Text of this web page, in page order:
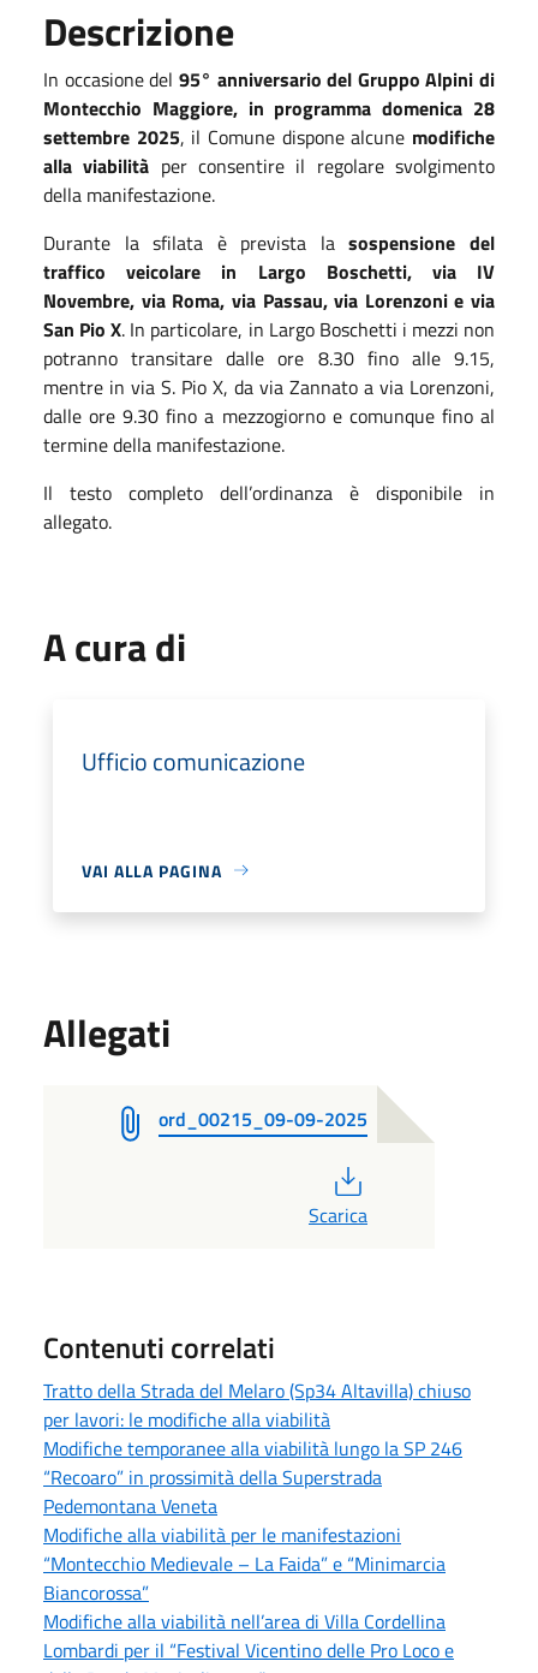
Descrizione
In occasione del 95° anniversario del Gruppo Alpini di
Montecchio Maggiore, in programma domenica 28
settembre 2025, il Comune dispone alcune modifiche
alla viabilità per consentire il regolare svolgimento
della manifestazione.
Durante la sfilata è prevista lasospensione del
traffico veicolare in Largo Boschetti, via IV
Novembre, via Roma, via Passau, via Lorenzoni e via
San Pio X. In particolare, in Largo Boschetti i mezzi non
potranno transitare dalle ore 8.30 fino alle 9.15,
mentre in via S. Pio X, da via Zannato a via Lorenzoni,
dalle ore 9.30 fino a mezzogiorno e comunque fino al
termine della manifestazione.
Il testo completo dell’ordinanza è disponibile in
allegato.
A cura di
Ufficio comunicazione
VAI ALLA PAGINA
Allegati
ord_00215_09-09-2025
Scarica
Contenuti correlati
Tratto della Strada del Melaro (Sp34 Altavilla) chiuso
per lavori: le modifiche alla viabilità
Modifiche temporanee alla viabilità lungo la SP 246
“Recoaro” in prossimità della Superstrada
Pedemontana Veneta
Modifiche alla viabilità per le manifestazioni
“Montecchio Medievale – La Faida” e “Minimarcia
Biancorossa”
Modifiche alla viabilità nell’area di Villa Cordellina
Lombardi per il “Festival Vicentino delle Pro Loco e